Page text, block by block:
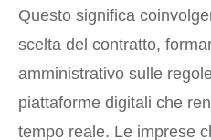
Questo significa
scelta del contratto,
amministrativo sulle
piattaforme digitali che
tempo reale. Le imprese